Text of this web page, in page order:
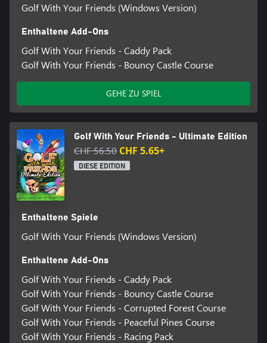
Golf With Your Friends (Windows Version)
Enthaltene Add-Ons
Golf With Your Friends - Caddy Pack
Golf With Your Friends - Bouncy Castle Course
GEHE ZU SPIEL
Golf With Your Friends - Ultimate Edition
CHF 56.50 CHF 5.65+
DIESE EDITION
Enthaltene Spiele
Golf With Your Friends (Windows Version)
Enthaltene Add-Ons
Golf With Your Friends - Caddy Pack
Golf With Your Friends - Bouncy Castle Course
Golf With Your Friends - Corrupted Forest Course
Golf With Your Friends - Peaceful Pines Course
Golf With Your Friends - Racing Pack